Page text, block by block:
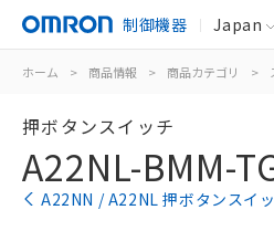
制御機器 Japan
ホーム > 商品情報 > 商品カテゴリ >
押ボタンスイッチ
A22NL-BMM-
A22NN / A22NL 押ボタンスイ